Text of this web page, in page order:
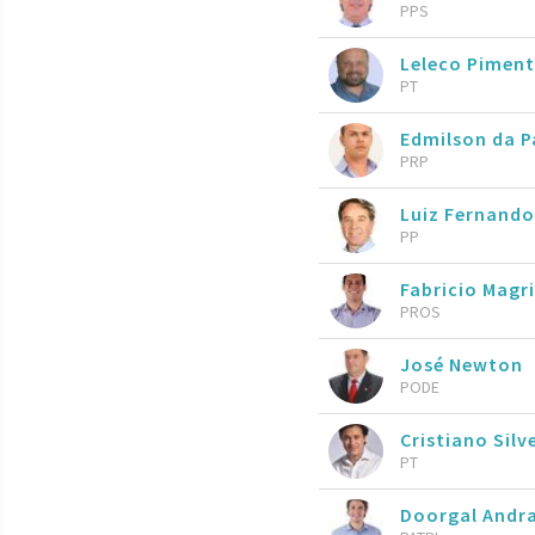
PPS
Leleco
PT
Edmilson da
PRP
Luiz Fernando
PP
Fabricio Magri
PROS
José Newton
PODE
Cristiano
PT
Doorgal